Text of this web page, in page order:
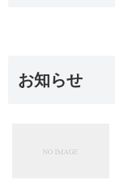
お知らせ